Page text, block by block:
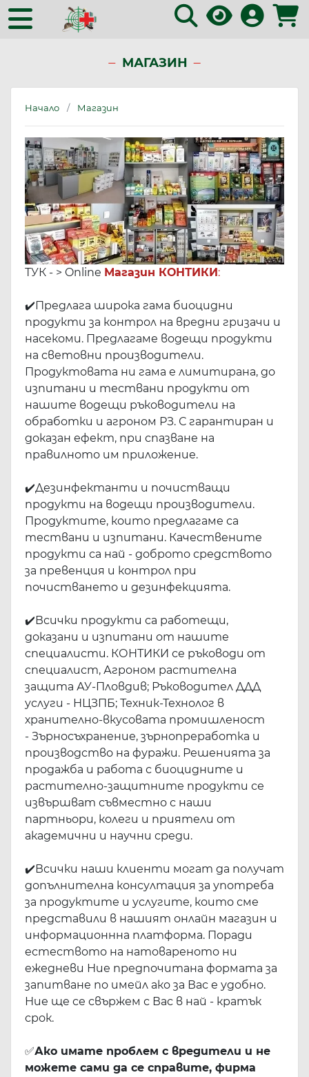
МАГАЗИН
Начало Магазин
ТУК - > Online Магазин КОНТИКИ :
✔️ Предлага широка гама биоцидни
продукти за контрол на вредни гризачи и
насекоми. Предлагаме водещи продукти
на световни производители.
Продуктовата ни гама е лимитирана, до
изпитани и тествани продукти от
нашите водещи ръководители на
обработки и агроном РЗ. С гарантиран и
доказан ефект, при спазване на
правилното им приложение.
✔️Дезинфектанти и почистващи
продукти на водещи производители.
Продуктите, които предлагаме са
тествани и изпитани. Качествените
продукти са най - доброто средството
за превенция и контрол при
почистването и дезинфекцията.
✔️ Всички продукти са работещи,
доказани и изпитани от нашите
специалисти. КОНТИКИ се ръководи от
специалист, Агроном растителна
защита АУ-Пловдив; Ръководител ДДД
услуги - НЦЗПБ; Техник-Технолог в
хранително-вкусовата промишленост
- Зърносъхранение, зърнопреработка и
производство на фуражи. Решенията за
продажба и работа с биоцидните и
растително-защитните продукти се
извършват съвместно с наши
партньори, колеги и приятели от
академични и научни среди.
✔️ Всички наши клиенти могат да получат
допълнителна консултация за употреба
за продуктите и услугите, които сме
представили в нашият онлайн магазин и
информационнна платформа. Поради
естеството на натовареното ни
ежедневи Ние предпочитана формата за
запитване по имейл ако за Вас е удобно.
Ние ще се свържем с Вас в най - кратък
срок.
✅Ако имате проблем с вредители и не
можете сами да се справите, фирма